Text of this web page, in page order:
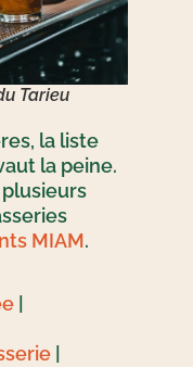
Tarieu
la liste
la peine.
plusieurs
MIAM.